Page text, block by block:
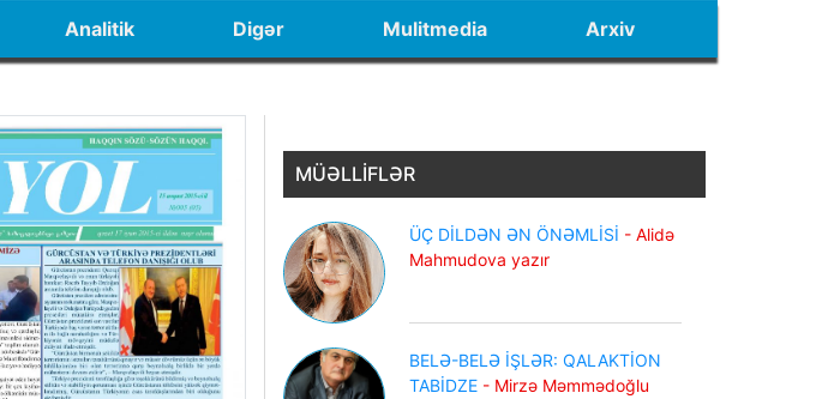
Analitik Digər Mulitmedia Arxiv
MÜƏLLİFLƏR
ÜÇ DİLDƏN ƏN ÖNƏMLİSİ - Alidə
Mahmudova yazır
BELƏ-BELƏ İŞLƏR: QALAKTİON
TABİDZE - Mirzə Məmmədoğlu